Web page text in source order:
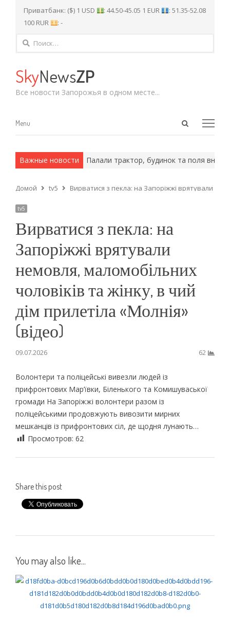
Приватбанк: ($) 1 USD : 44.50-45.05 1 EUR
: 51.35-52.08
100 RUR
: -
Найти:
SkyNewsZP
Все новости Запорожья в одном месте...
Open
Menu
Menu
Важные новости
армейские методы. Палали трактор, будинок та поля
Домой tv5 Вирватися з пекла: на Запоріжжі врятували
tv5
Вирватися з пекла: на
Запоріжжі врятували
немовля, маломобільних
чоловіків та жінку, в чий
дім прилетіла «Молнія»
(відео)
09.07.2026 62
Волонтери та поліцейські вивезли людей із
прифронтових Мар’ївки, Біленького та Комишуваської
громади На Запоріжжі волонтери разом із
поліцейськими продовжують вивозити мирних
мешканців із прифронтових сіл, де щодня лунають…
Просмотров: 62
Share this post
You may also like...